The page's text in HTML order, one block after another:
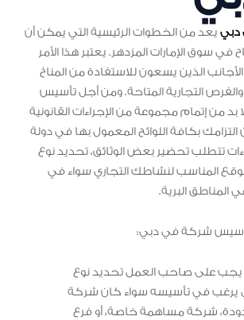
يعد من الخطوات الرئيسية التي يمكن أن
في سوق الإمارات المزدهر. يعتبر هذا الأمر
الذين يسعون للاستفادة من المناخ
والفرص التجارية المتاحة. ومن أجل تأسيس
من إتمام مجموعة من الإجراءات القانونية
التزامك بكافة اللوائح المعمول بها في دولة
تتطلب تحضير بعض الوثائق، تحديد نوع
المناسب لنشاطك التجاري سواء في
المناطق البرية.
لتأسيس شركة في دبي:
يجب على صاحب العمل تحديد نوع
يرغب في تأسيسه سواء كان شركة
شركة مساهمة خاصة، أو فرع